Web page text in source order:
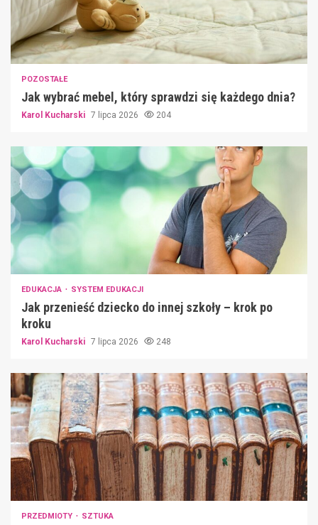
POZOSTAŁE
Jak wybrać mebel, który sprawdzi się każdego dnia?
Karol Kucharski 7 lipca 2026 204
EDUKACJA SYSTEM EDUKACJI
Jak przenieść dziecko do innej szkoły – krok po
kroku
Karol Kucharski 7 lipca 2026 248
PRZEDMIOTY SZTUKA